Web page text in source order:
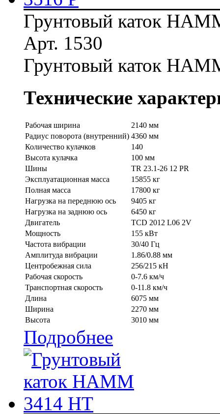
Грунтовый каток
Арт. 1530
Грунтовый каток
Технические
Рабочая ширина
2140 мм
Радиус поворота (внутренний) 4360 мм
Количество кулачков
140
Высота кулачка
100 мм
Шины
TR 23.1-26 12 PR
Эксплуатационная масса
15855 кг
Полная масса
17800 кг
Нагрузка на переднюю ось
9405 кг
Нагрузка на заднюю ось
6450 кг
Двигатель
TCD 2012 L06 2V
Мощность
155 кВт
Частота вибрации
30/40 Гц
Амплитуда вибрации
1.86/0.88 мм
Центробежная сила
256/215 кН
Рабочая скорость
0-7.6 км/ч
Транспортная скорость
0-11.8 км/ч
Длина
6075 мм
Ширина
2270 мм
Высота
3010 мм
Подробнее